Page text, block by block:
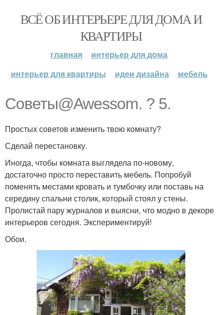
ВСЁ ОБ ИНТЕРЬЕРЕ ДЛЯ ДОМА И
КВАРТИРЫ
главная
интерьер для дома
интерьер для квартиры
идеи дизайна мебель
Советы@Awessom. ? 5.
Простых советов изменить твою комнату?
Сделай перестановку.
Иногда, чтобы комната выглядела по-новому,
достаточно просто переставить мебель. Попробуй
поменять местами кровать и тумбочку или поставь на
середину спальни столик, который стоял у стены.
Пролистай пару журналов и выясни, что модно в декоре
интерьеров сегодня. Экспериментируй!
Обои.